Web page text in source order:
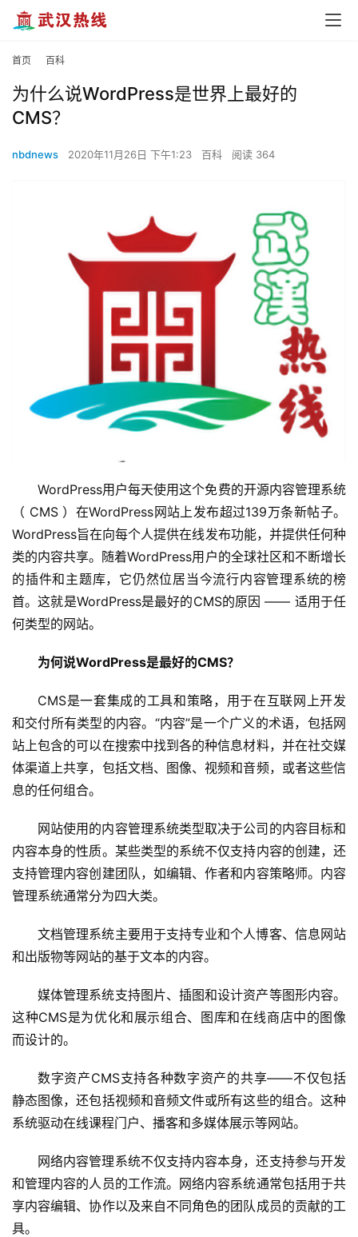
首页 百科
为什么说WordPress是世界上最好的
CMS？
nbdnews 2020年11月26日 下午1:23 百科 阅读 364
WordPress用户每天使用这个免费的开源内容管理系统
（ CMS ）在WordPress网站上发布超过139万条新帖子。
WordPress旨在向每个人提供在线发布功能，并提供任何种
类的内容共享。随着WordPress用户的全球社区和不断增长
的插件和主题库，它仍然位居当今流行内容管理系统的榜
首。这就是WordPress是最好的CMS的原因 —— 适用于任
何类型的网站。
为何说WordPress是最好的CMS？
CMS是一套集成的工具和策略，用于在互联网上开发
和交付所有类型的内容。“内容”是一个广义的术语，包括网
站上包含的可以在搜索中找到各的种信息材料，并在社交媒
体渠道上共享，包括文档、图像、视频和音频，或者这些信
息的任何组合。
网站使用的内容管理系统类型取决于公司的内容目标和
内容本身的性质。某些类型的系统不仅支持内容的创建，还
支持管理内容创建团队，如编辑、作者和内容策略师。内容
管理系统通常分为四大类。
文档管理系统主要用于支持专业和个人博客、信息网站
和出版物等网站的基于文本的内容。
媒体管理系统支持图片、插图和设计资产等图形内容。
这种CMS是为优化和展示组合、图库和在线商店中的图像
而设计的。
数字资产CMS支持各种数字资产的共享——不仅包括
静态图像，还包括视频和音频文件或所有这些的组合。这种
系统驱动在线课程门户、播客和多媒体展示等网站。
网络内容管理系统不仅支持内容本身，还支持参与开发
和管理内容的人员的工作流。网络内容系统通常包括用于共
享内容编辑、协作以及来自不同角色的团队成员的贡献的工
具。